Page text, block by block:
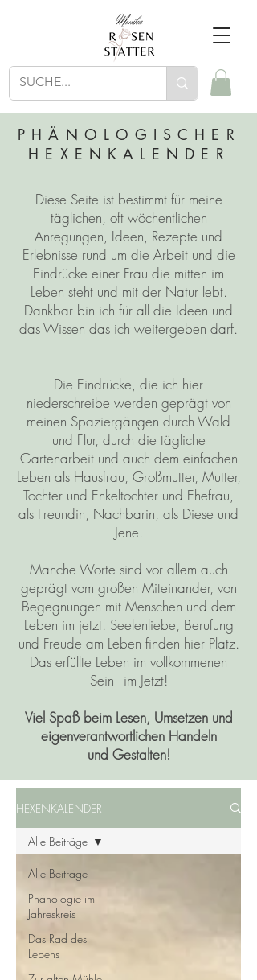
PHÄNOLOGISCHER
HEXENKALENDER
Diese Seite ist bestimmt für meine
täglichen, oft wöchentlichen
Anregungen, Ideen, Rezepte und
Erlebnisse rund um die Arbeit und die
Eindrücke einer Frau die mitten im
Leben steht und mit der Natur lebt.
Dankbar bin ich für all die Ideen und
das Wissen das ich weitergeben darf.
Die Eindrücke, die ich hier
niederschreibe werden geprägt von
meinen Spaziergängen durch Wald
und Flur, durch die tägliche
Gartenarbeit und auch dem einfachen
Leben als Hausfrau, Großmutter, Mutter,
Tochter und Enkeltochter und Ehefrau,
als Freundin, Nachbarin, als Diese und
Jene.
Manche Worte sind vor allem auch
geprägt vom großen Miteinander, von
Begegnungen mit Menschen und dem
Leben im jetzt. Seelenliebe, Berufung
und Freude am Leben finden hier Platz.
Das erfüllte Leben im vollkommenen
Sein - im Jetzt!
Viel Spaß beim Lesen, Umsetzen und
eigenverantwortlichen Handeln
und Gestalten!
HEXENKALENDER
Alle Beiträge
Phänologie im
Jahreskreis
Das Rad des
Lebens
Alle Beiträge